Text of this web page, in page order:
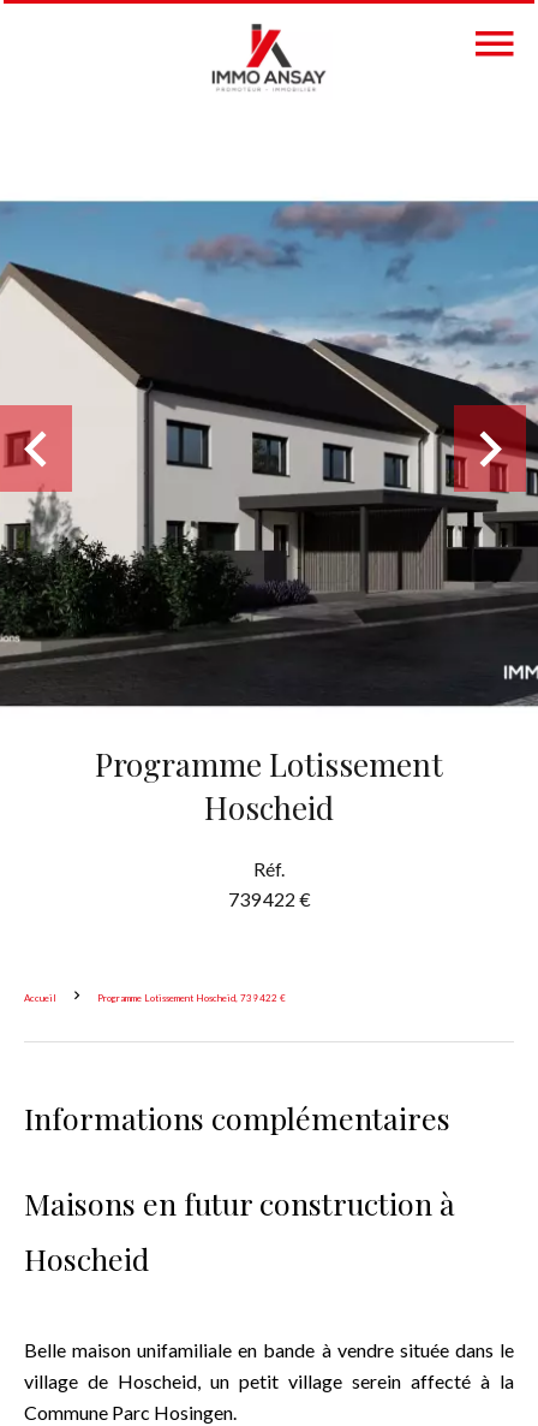
Programme Lotissement
Hoscheid
Réf.
739 422 €
Accueil Programme Lotissement Hoscheid, 739 422 €
Informations complémentaires
Maisons en futur construction à
Hoscheid
Belle maison unifamiliale en bande à vendre située dans le
village de Hoscheid, un petit village serein affecté à la
Commune Parc Hosingen.